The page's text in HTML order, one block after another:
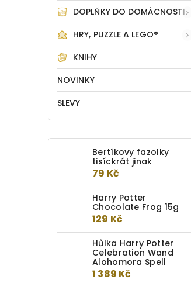
DOPLŇKY DO DOMÁCNOSTI
HRY, PUZZLE A LEGO®
KNIHY
NOVINKY
SLEVY
Bertíkovy fazolky
tisíckrát jinak
79 Kč
Harry Potter
Chocolate Frog 15g
129 Kč
Hůlka Harry Potter
Celebration Wand
Alohomora Spell
1 389 Kč